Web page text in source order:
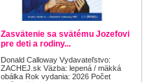
Zasvätenie sa svätému Jozefovi
pre deti a rodiny...
Donald Calloway Vydavateľstvo:
ZACHEJ.sk Väzba: lepená / mäkká
obálka Rok vydania: 2026 Počet